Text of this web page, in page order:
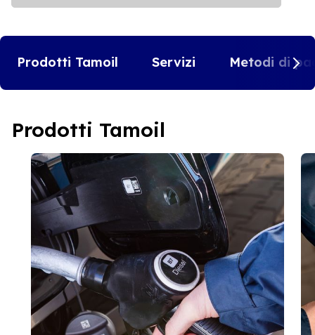
Prodotti Tamoil Servizi Metodi di
Prodotti Tamoil